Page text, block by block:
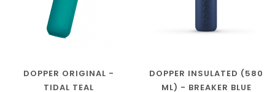
DOPPER ORIGINAL -
TIDAL TEAL
DOPPER INSULATED (580
ML) - BREAKER BLUE